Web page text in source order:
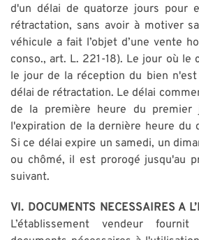
d'un délai de quatorze jours pour
rétractation, sans avoir à motiver
véhicule a fait l’objet d’une vente
conso., art. L. 221-18). Le jour où le
le jour de la réception du bien
délai de rétractation. Le délai
de la première heure du
l'expiration de la dernière heure du
Si ce délai expire un samedi, un
ou chômé, il est prorogé jusqu'au
suivant.
VI. DOCUMENTS NECESSAIRES A
L’établissement vendeur